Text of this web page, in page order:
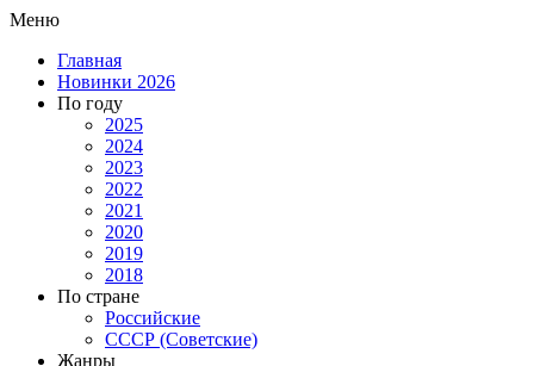
Меню
Главная
Новинки 2026
По году
2025
2024
2023
2022
2021
2020
2019
2018
По стране
Российские
СССР (Советские)
Жанры